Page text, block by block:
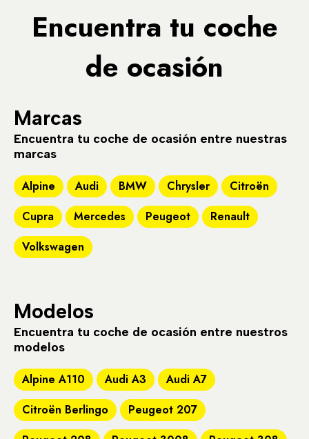
Encuentra tu coche
de ocasión
Marcas
Encuentra tu coche de ocasión entre nuestras
marcas
Alpine Audi BMW Chrysler
Citroën
Cupra
Mercedes Peugeot
Renault
Volkswagen
Modelos
Encuentra tu coche de ocasión entre nuestros
modelos
Alpine A110 Audi A3
Audi A7
Citroën Berlingo
Peugeot 207